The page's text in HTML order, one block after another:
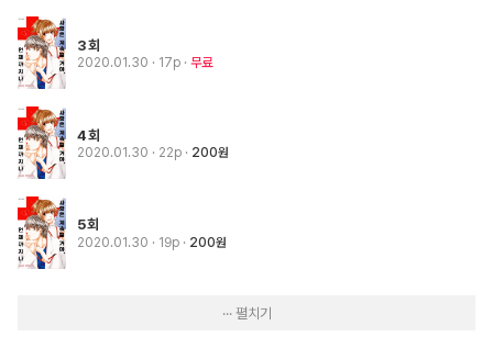
3회
2020.01.30 · 17p 무료
4회
2020.01.30 · 22p 200원
5회
2020.01.30 · 19p 200원
··· 펼치기